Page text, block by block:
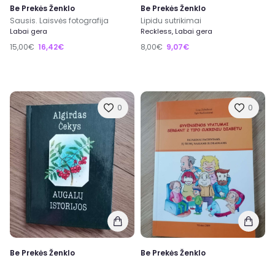
Be Prekės Ženklo
Sausis. Laisvės fotografija
Labai gera
15,00€ 16,42€
Be Prekės Ženklo
Lipidu sutrikimai
Reckless, Labai gera
8,00€ 9,07€
0
Be Prekės Ženklo
0
Be Prekės Ženklo